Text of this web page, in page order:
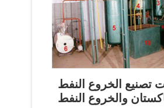
تصنيع الخروع النفط
والخروع النفط